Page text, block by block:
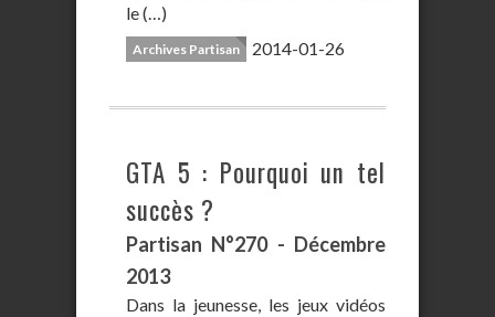
le (…)
Archives Partisan 2014-01-26
GTA 5 : Pourquoi un tel
succès ?
Partisan N°270 - Décembre
2013
Dans la jeunesse, les jeux vidéos